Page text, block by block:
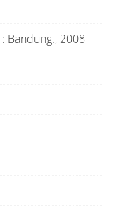
: Bandung., 2008